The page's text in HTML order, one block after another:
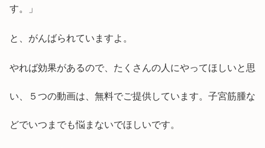
す。」
と、がんばられていますよ。
やれば効果があるので、たくさんの人にやってほしいと思
い、５つの動画は、無料でご提供しています。子宮筋腫な
どでいつまでも悩まないでほしいです。